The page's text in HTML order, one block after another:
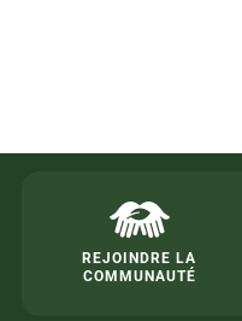
REJOINDRE LA
COMMUNAUTÉ